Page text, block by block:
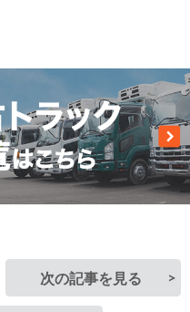
次の記事を見る